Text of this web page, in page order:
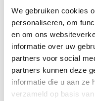
We gebruiken cookies
personaliseren, om
en om ons
informatie over uw
partners voor social
partners kunnen deze
informatie die u aan ze
verzameld op basis
Vergleichen